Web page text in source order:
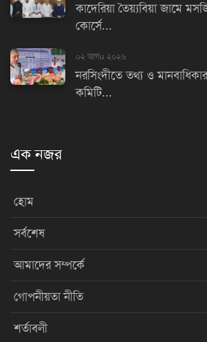
কাদেরিয়া তৈয়্যবিয়া জামে
কোর্সে...
০২ আগu ২০২৬
নরসিংদীতে তথ্য ও
কমিটি...
এক নজর
হোম
সর্বশেষ
আমাদের সম্পর্কে
গোপনীয়তা নীতি
শর্তাবলী